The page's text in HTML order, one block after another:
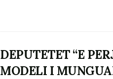
DEPUTETET “E
MODELI I